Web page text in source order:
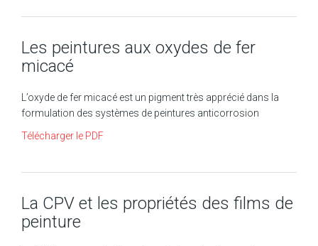
Les peintures aux oxydes de fer
micacé
L’oxyde de fer micacé est un pigment très apprécié dans la
formulation des systèmes de peintures anticorrosion
Télécharger le PDF
La CPV et les propriétés des films de
peinture